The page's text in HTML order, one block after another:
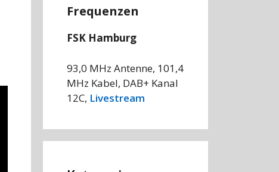
Frequenzen
FSK Hamburg
93,0 MHz Antenne, 101,4
MHz Kabel, DAB+ Kanal
12C, Livestream